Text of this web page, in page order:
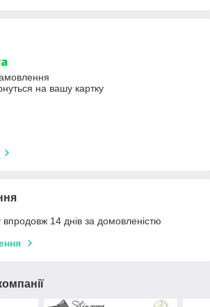
на вашу картку
14 днів за домовленістю